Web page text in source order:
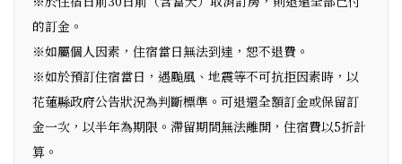
的訂金。
※如屬個人因素，住宿當日無法到達，恕不退費。
※如於預訂住宿當日，遇颱風、地震等不可抗拒因素時，以
花蓮縣政府公告狀況為判斷標準。可退還全額訂金或保留訂
金一次，以半年為期限。滯留期間無法離開，住宿費以5折計
算。